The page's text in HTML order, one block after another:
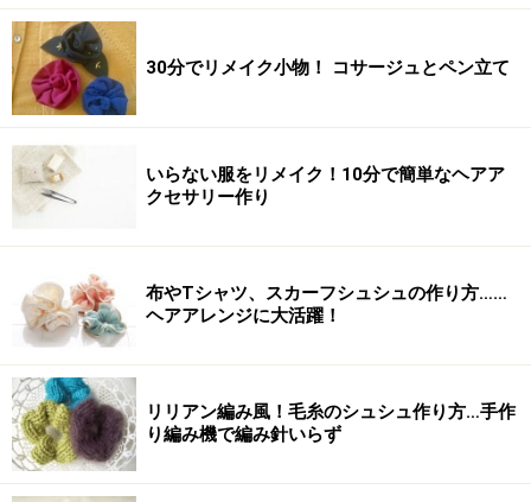
30分でリメイク小物！ コサージュとペン立て
いらない服をリメイク！10分で簡単なヘアア
クセサリー作り
布やTシャツ、スカーフシュシュの作り方……
ヘアアレンジに大活躍！
リリアン編み風！毛糸のシュシュ作り方…手作
り編み機で編み針いらず